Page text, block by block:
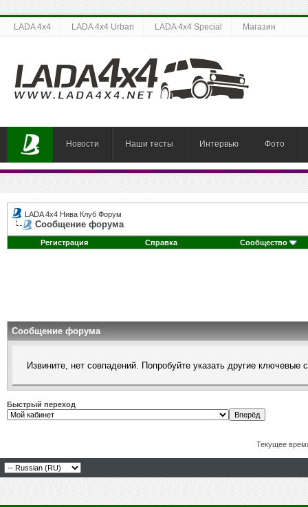
LADA 4x4 LADA 4x4 Urban LADA 4x4 Special Магазин
Новости Наши тесты Интервью Фото
LADA 4x4 Нива Клуб Форум
Сообщение форума
Регистрация Справка Сообщество
Сообщение форума
Извините, нет совпадений. Попробуйте указать другие ключевые
Быстрый переход
Текущее